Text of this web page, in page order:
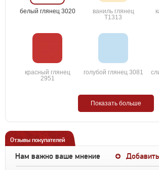
белый глянец 3020
ваниль глянец
T1313
красный глянец
2951
голубой глянец 3081
Показать больше
Отзывы покупателей
Нам важно ваше мнение